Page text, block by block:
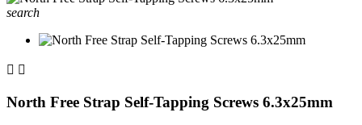
search
 
North Free Strap Self-Tapping Screws 6.3x25mm